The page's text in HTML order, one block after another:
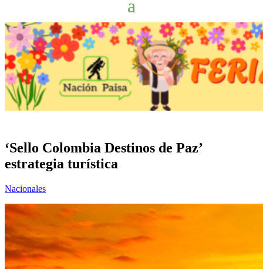
‘Sello Colombia Destinos de Paz’
estrategia turística
Nacionales